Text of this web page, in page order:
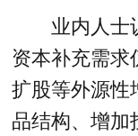
业内人士
资本补充需求
扩股等外源性
品结构、增加